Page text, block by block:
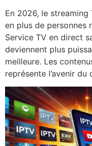
En 2026, le
en plus de personnes
Service TV en direct
deviennent plus
meilleure. Les
représente l’avenir du